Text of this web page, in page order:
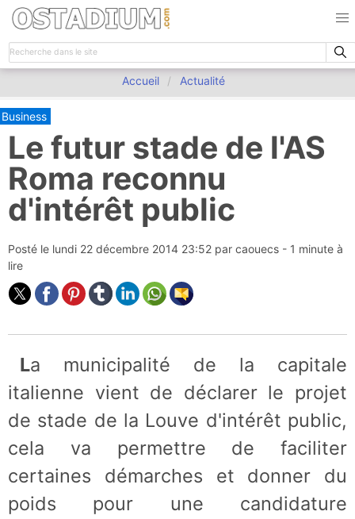
Accueil Actualité
Business
Le futur stade de l'AS
Roma reconnu
d'intérêt public
Posté le lundi 22 décembre 2014 23:52 par caouecs - 1 minute à
lire
La municipalité de la capitale
italienne vient de déclarer le projet
de stade de la Louve d'intérêt public,
cela va permettre de faciliter
certaines démarches et donner du
poids pour une candidature